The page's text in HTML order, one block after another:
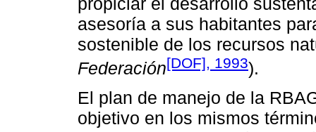
asesoría a sus habitantes
sostenible de los recursos
Federación[DOF], 1993).
El plan de manejo de la
objetivo en los mismos